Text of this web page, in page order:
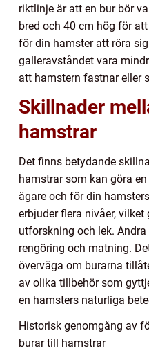
riktlinje är att en bur bör
bred och 40 cm hög för
för din hamster att röra
galleravståndet vara
att hamstern fastnar eller
Skillnader
hamstrar
Det finns betydande
hamstrar som kan göra
ägare och för din
erbjuder flera nivåer,
utforskning och lek.
rengöring och matning.
överväga om burarna
av olika tillbehör som
en hamsters naturliga
Historisk genomgång av
burar till hamstrar